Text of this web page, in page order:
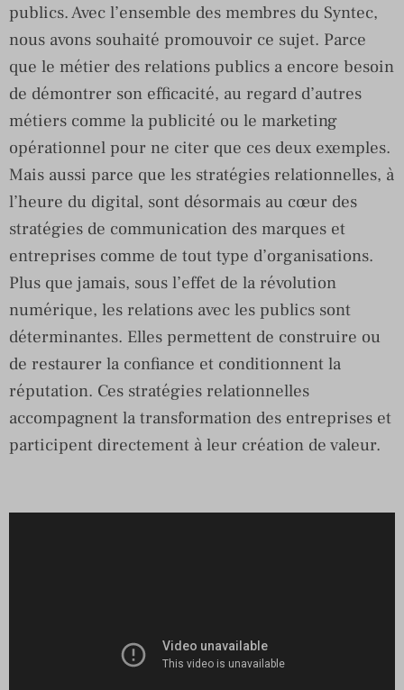
publics. Avec l’ensemble des membres du Syntec,
nous avons souhaité promouvoir ce sujet. Parce
que le métier des relations publics a encore besoin
de démontrer son efficacité, au regard d’autres
métiers comme la publicité ou le marketing
opérationnel pour ne citer que ces deux exemples.
Mais aussi parce que les stratégies relationnelles, à
l’heure du digital, sont désormais au cœur des
stratégies de communication des marques et
entreprises comme de tout type d’organisations.
Plus que jamais, sous l’effet de la révolution
numérique, les relations avec les publics sont
déterminantes. Elles permettent de construire ou
de restaurer la confiance et conditionnent la
réputation. Ces stratégies relationnelles
accompagnent la transformation des entreprises et
participent directement à leur création de valeur.